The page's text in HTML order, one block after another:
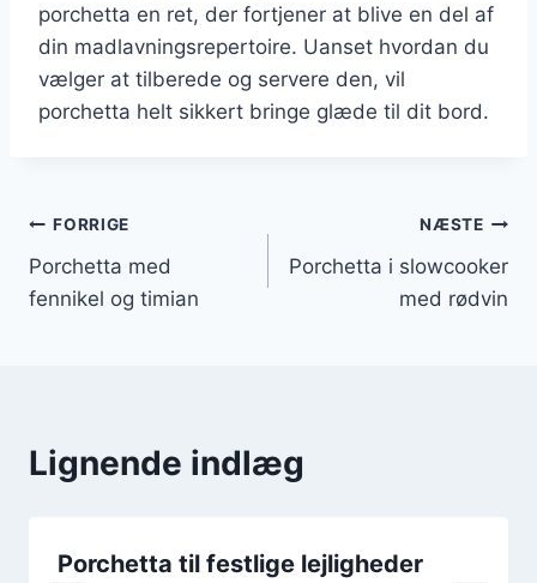
porchetta en ret, der fortjener at blive en del af
din madlavningsrepertoire. Uanset hvordan du
vælger at tilberede og servere den, vil
porchetta helt sikkert bringe glæde til dit bord.
Indlægsnavigation
FORRIGE
Porchetta med
fennikel og timian
NÆSTE
Porchetta i slowcooker
med rødvin
Lignende indlæg
Porchetta til festlige lejligheder